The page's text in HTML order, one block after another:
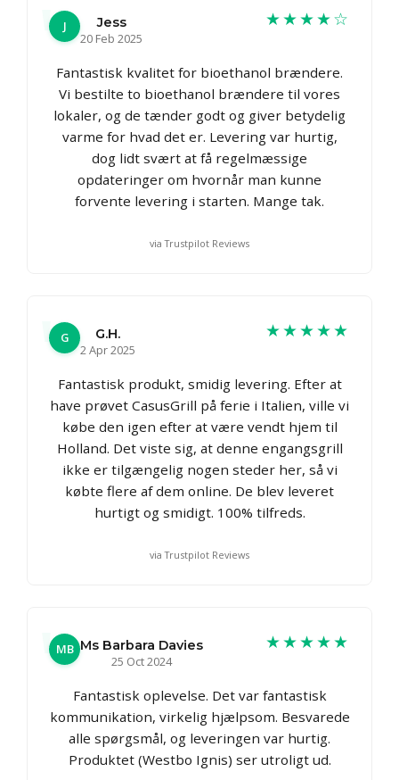
J
Jess
20 Feb 2025
★★★★☆
Fantastisk kvalitet for bioethanol brændere.
Vi bestilte to bioethanol brændere til vores
lokaler, og de tænder godt og giver betydelig
varme for hvad det er. Levering var hurtig,
dog lidt svært at få regelmæssige
opdateringer om hvornår man kunne
forvente levering i starten. Mange tak.
via Trustpilot Reviews
G
G.H.
2 Apr 2025
★★★★★
Fantastisk produkt, smidig levering. Efter at
have prøvet CasusGrill på ferie i Italien, ville vi
købe den igen efter at være vendt hjem til
Holland. Det viste sig, at denne engangsgrill
ikke er tilgængelig nogen steder her, så vi
købte flere af dem online. De blev leveret
hurtigt og smidigt. 100% tilfreds.
via Trustpilot Reviews
MB Ms Barbara Davies
25 Oct 2024
★★★★★
Fantastisk oplevelse. Det var fantastisk
kommunikation, virkelig hjælpsom. Besvarede
alle spørgsmål, og leveringen var hurtig.
Produktet (Westbo Ignis) ser utroligt ud.